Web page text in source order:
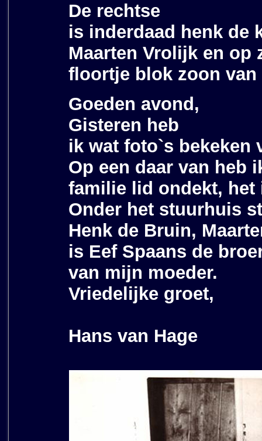
De rechtse
is inderdaad henk de
Maarten Vrolijk en op
floortje blok zoon
Goeden avond,
Gisteren heb
ik wat foto`s bekeken
Op een daar van heb
familie lid ondekt, het
Onder het stuurhuis
Henk de Bruin,
is Eef Spaans de
van mijn moeder.
Vriedelijke groet,
Hans van Hage